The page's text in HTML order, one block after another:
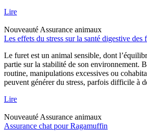
Lire
NouveautéAssurance animaux
Les effets du stress sur la santé digestive des
Le furet est un animal sensible, dont
partie sur la stabilité de son environnement.
routine, manipulations excessives ou
peuvent générer du stress, parfois difficile à
Lire
NouveautéAssurance animaux
Assurance chat pour Ragamuffin